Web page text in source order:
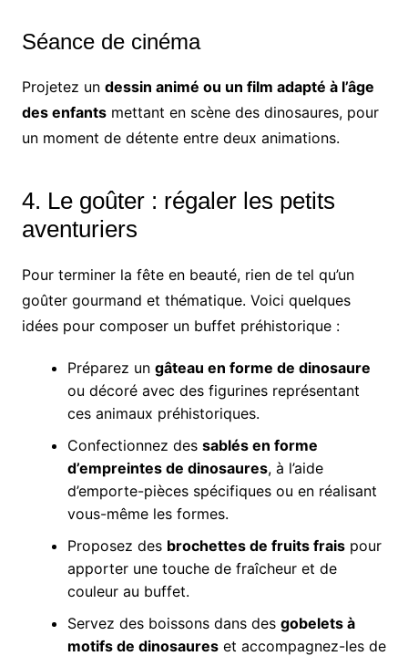
Séance de cinéma
Projetez un dessin animé ou un film adapté à l’âge
des enfantsmettant en scène des dinosaures, pour
un moment de détente entre deux animations.
4. Le goûter : régaler les petits
aventuriers
Pour terminer la fête en beauté, rien de tel qu’un
goûter gourmand et thématique. Voici quelques
idées pour composer un buffet préhistorique :
Préparez un gâteau en forme de dinosaure
ou décoré avec des figurines représentant
ces animaux préhistoriques.
Confectionnez des sablés en forme
d’empreintes de dinosaures, à l’aide
d’emporte-pièces spécifiques ou en réalisant
vous-même les formes.
Proposez des brochettes de fruits fraispour
apporter une touche de fraîcheur et de
couleur au buffet.
Servez des boissons dans des gobelets à
motifs de dinosaureset accompagnez-les de